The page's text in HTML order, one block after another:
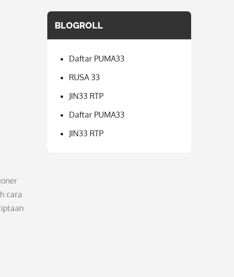
cara
BLOGROLL
Daftar PUMA33
RUSA 33
JIN33 RTP
Daftar PUMA33
JIN33 RTP